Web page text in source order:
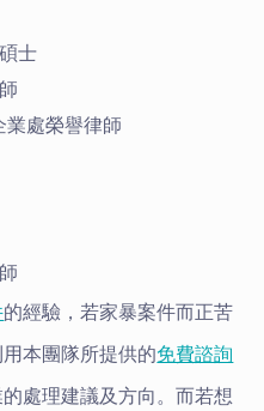
士
業處榮譽律師
的經驗，若家暴案件而正苦
本團隊所提供的免費諮詢
處理建議及方向。而若想